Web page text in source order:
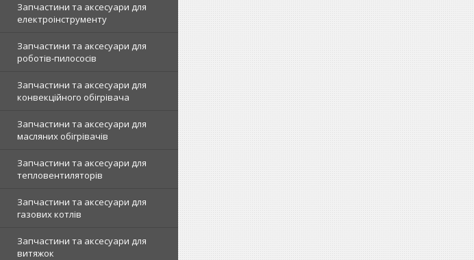
Запчастини та аксесуари для
електроінструменту
Запчастини та аксесуари для
роботів-пилососів
Запчастини та аксесуари для
конвекційного обігрівача
Запчастини та аксесуари для
масляних обігрівачів
Запчастини та аксесуари для
тепловентиляторів
Запчастини та аксесуари для
газових котлів
Запчастини та аксесуари для
витяжок